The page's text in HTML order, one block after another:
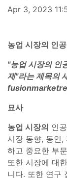
Apr 3, 2023
농업 시장의 인
"농업 시장의 인
제"라는 제목의
묘사
농업 시장의 인
시장 동향, 동인,
하고 중요한 부
또한 시장에 대
니다. 또한 연구